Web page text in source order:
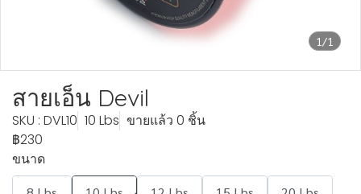
1/1
สายเอ็น Devil
SKU : DVL10 10 Lbs ขายแล้ว 0 ชิ้น
฿230
ขนาด